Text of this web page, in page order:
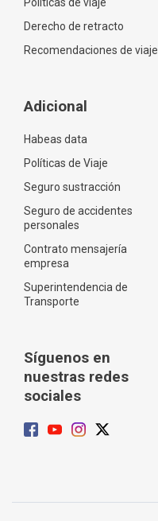
Derecho de retracto
Recomendaciones de viaje
Adicional
Habeas data
Políticas de Viaje
Seguro sustracción
Seguro de accidentes
personales
Contrato mensajería
empresa
Superintendencia de
Transporte
Síguenos en
nuestras redes
sociales